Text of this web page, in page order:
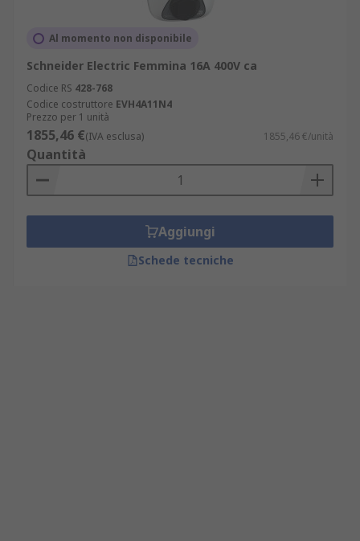
Al momento non disponibile
Schneider Electric Femmina 16A 400V ca
Codice RS 428-768
Codice costruttore EVH4A11N4
Prezzo per 1 unità
1855,46 €(IVA esclusa) 1855,46 €/unità
Quantità
Aggiungi
Schede tecniche